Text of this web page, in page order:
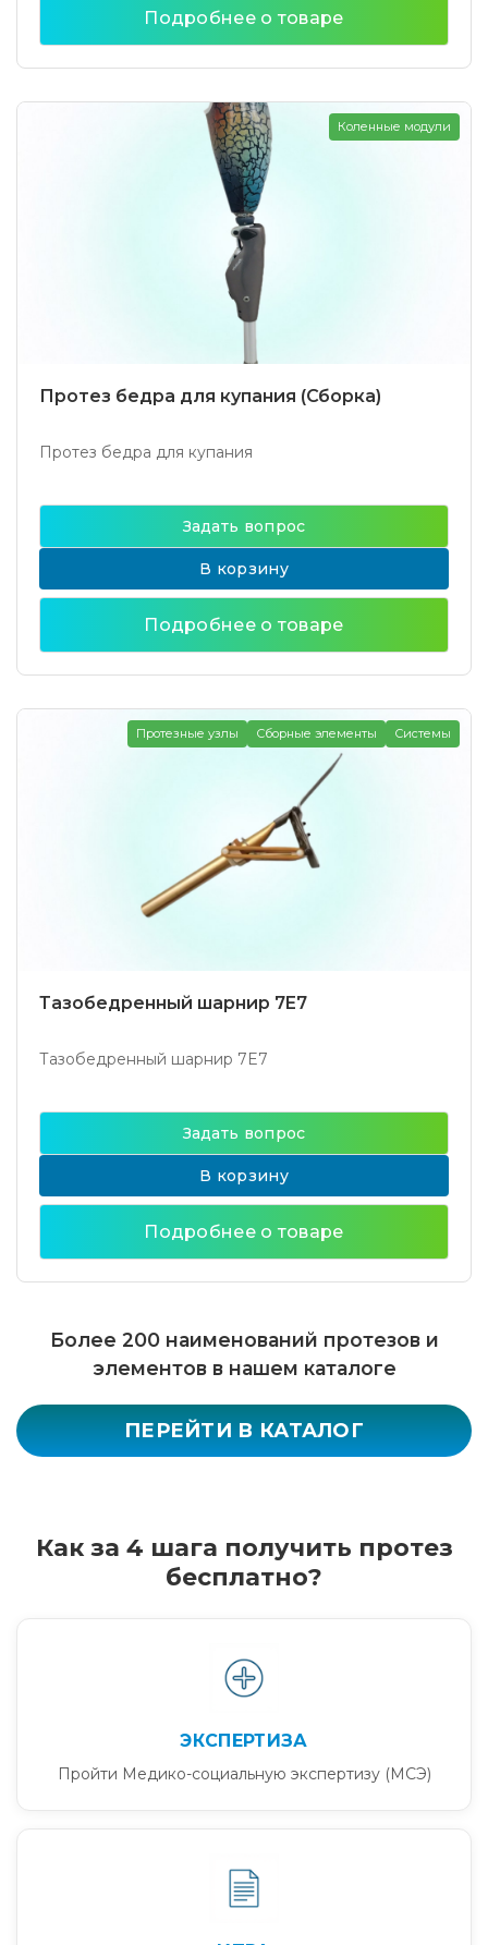
Подробнее о товаре
Протез бедра для купания (Сборка)
Протез бедра для купания
Коленные модули
Задать вопрос
В корзину
Подробнее о товаре
Тазобедренный шарнир 7E7
Тазобедренный шарнир 7E7
Протезные узлы Сборные элементы Системы
Задать вопрос
В корзину
Подробнее о товаре
Более 200 наименований протезов и
элементов в нашем каталоге
ПЕРЕЙТИ В КАТАЛОГ
Как за 4 шага получить протез
бесплатно?
ЭКСПЕРТИЗА
Пройти Медико-социальную экспертизу (МСЭ)